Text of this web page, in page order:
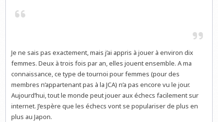
Je ne sais pas exactement, mais j’ai appris à jouer à environ dix
femmes. Deux à trois fois par an, elles jouent ensemble. A ma
connaissance, ce type de tournoi pour femmes (pour des
membres n’appartenant pas à la JCA) n’a pas encore vu le jour.
Aujourd’hui, tout le monde peut jouer aux échecs facilement sur
internet. J’espère que les échecs vont se populariser de plus en
plus au Japon.